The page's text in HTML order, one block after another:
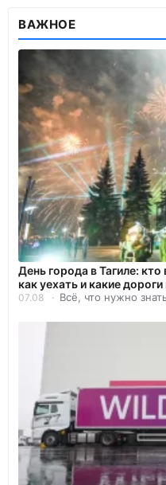
ВАЖНОЕ
День города в Тагиле:
как уехать и какие
07.08 Всё, что нужно